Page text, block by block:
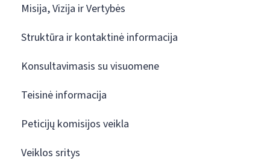
Misija, Vizija ir Vertybės
Struktūra ir kontaktinė informacija
Konsultavimasis su visuomene
Teisinė informacija
Peticijų komisijos veikla
Veiklos sritys